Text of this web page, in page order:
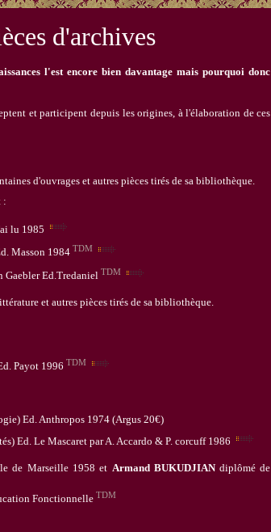
d'archives
l'est encore bien davantage mais pourquoi donc
et participent depuis les origines, à l'élaboration de ces
d'ouvrages et autres pièces tirés de sa bibliothèque.
:
lu 1985
Masson 1984 TDM
Gaebler Ed.Tredaniel TDM
et autres pièces tirés de sa bibliothèque.
Payot 1996 TDM
Ed.Anthropos 1974 (Argus 20€)
Ed. Le Mascaret par A. Accardo & P. corcuff 1986
de Marseille 1958 et Armand BUKUDJIANdiplômé de
Fonctionnelle TDM